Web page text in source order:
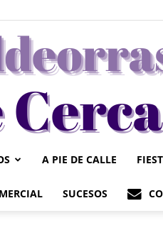
A PIE DE CALLE
SUCESOS